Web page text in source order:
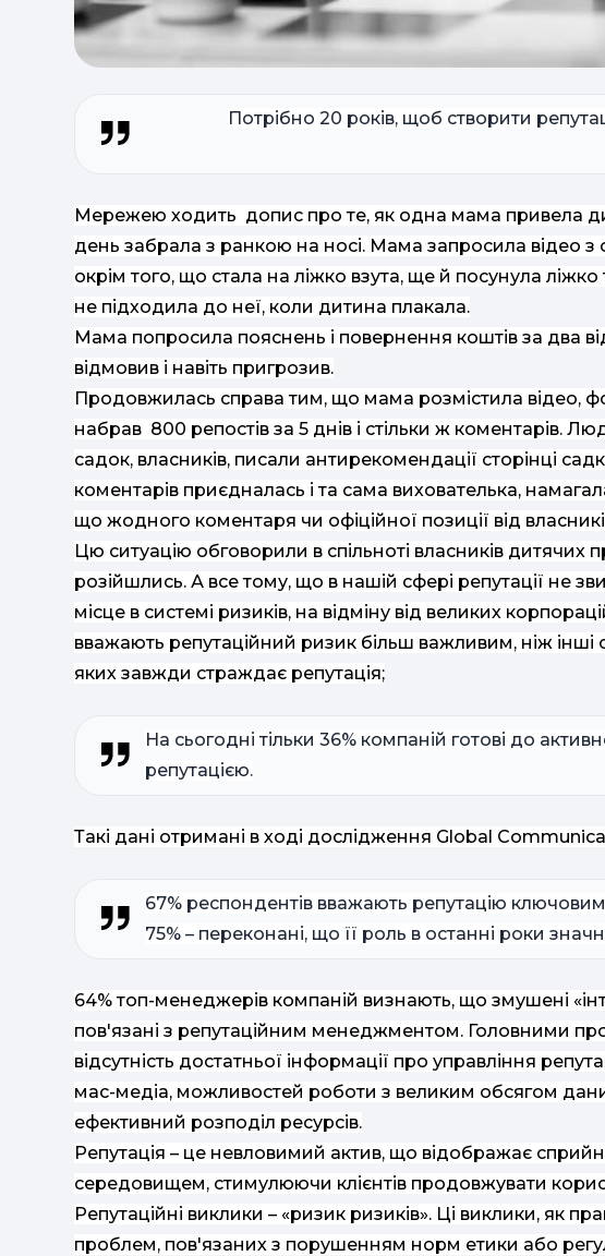
Потрібно 20 років, щоб створити
Мережею ходить допис про те, як одна мама привела
день забрала з ранкою на носі. Мама запросила відео з
окрім того, що стала на ліжко взута, ще й посунула
не підходила до неї, коли дитина плакала.
Мама попросила пояснень і повернення коштів за два
відмовив і навіть пригрозив.
Продовжилась справа тим, що мама розмістила відео,
набрав 800 репостів за 5 днів і стільки ж коментарів.
садок, власників, писали антирекомендації сторінці
коментарів приєдналась і та сама вихователька,
що жодного коментаря чи офіційної позиції від
Цю ситуацію обговорили в спільноті власників дитячих
розійшлись. А все тому, що в нашій сфері репутації не
місце в системі ризиків, на відміну від великих
вважають репутаційний ризик більш важливим, ніж інші
яких завжди страждає репутація;
На сьогодні тільки 36% компаній готові до
репутацією.
Такі дані отримані в ході дослідження Global
67% респондентів вважають репутацію
75% – переконані, що її роль в останні роки
64% топ-менеджерів компаній визнають, що змушені
пов'язані з репутаційним менеджментом. Головними
відсутність достатньої інформації про управління
мас-медіа, можливостей роботи з великим обсягом
ефективний розподіл ресурсів.
Репутація – це невловимий актив, що відображає
середовищем, стимулюючи клієнтів продовжувати
Репутаційні виклики – «ризик ризиків». Ці виклики, як
проблем, пов'язаних з порушенням норм етики або